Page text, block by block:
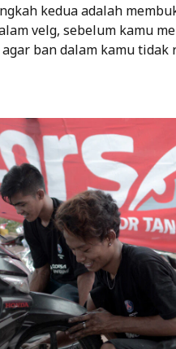
kedua adalah
velg, sebelum kamu
ban dalam kamu tidak